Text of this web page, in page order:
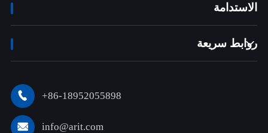
الاستدامة
روابط سريعة

 +86-18952055898
 info@arit.com